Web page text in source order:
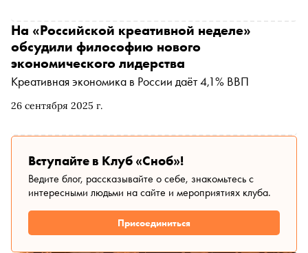
технологиями и почему новый «Риголетто» обязателен к
просмотру не только для фанатов классики
26 сентября 2025 г.
На «Российской креативной неделе»
обсудили философию нового
экономического лидерства
Креативная экономика в России даёт 4,1% ВВП
Вступайте в Клуб «Сноб»!
Ведите блог, рассказывайте о себе, знакомьтесь с
интересными людьми на сайте и мероприятиях клуба.
Присоединиться